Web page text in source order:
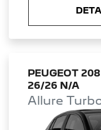
PEUGEOT
26/26 N/A
Allure